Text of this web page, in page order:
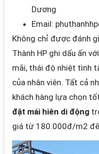
Dương
Email: phuthanhhp
Không chỉ được đánh
Thành HP ghi dấu ấn
mãi, thái độ nhiệt tình
của nhân viên. Tất cả
khách hàng lựa chọn
đặt mái hiên di động
giá từ 180.000đ/m2